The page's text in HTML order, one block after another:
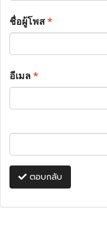
ชื่อผู้โพส*
อีเมล*
ตอบกลับ